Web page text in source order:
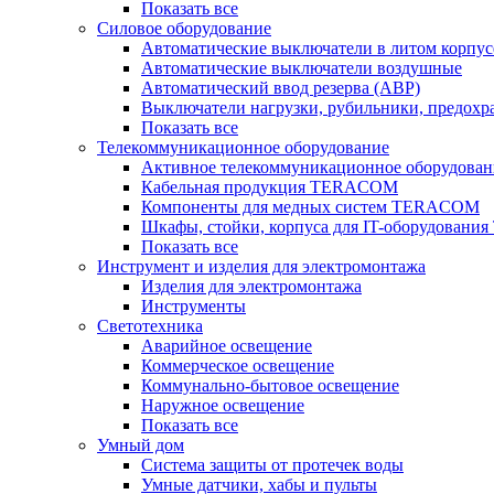
Показать все
Силовое оборудование
Автоматические выключатели в литом
Автоматические выключатели воздушные
Автоматический ввод резерва (АВР)
Выключатели нагрузки, рубильники,
Показать все
Телекоммуникационное оборудование
Активное телекоммуникационное
Кабельная продукция TERACOM
Компоненты для медных систем TERACOM
Шкафы, стойки, корпуса для IT-
Показать все
Инструмент и изделия для электромонтажа
Изделия для электромонтажа
Инструменты
Светотехника
Аварийное освещение
Коммерческое освещение
Коммунально-бытовое освещение
Наружное освещение
Показать все
Умный дом
Система защиты от протечек воды
Умные датчики, хабы и пульты